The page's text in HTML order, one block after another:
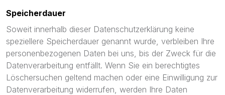
Speicherdauer
Soweit innerhalb dieser Datenschutzerklärung keine
speziellere Speicherdauer genannt wurde, verbleiben Ihre
personenbezogenen Daten bei uns, bis der Zweck für die
Datenverarbeitung entfällt. Wenn Sie ein berechtigtes
Löschersuchen geltend machen oder eine Einwilligung zur
Datenverarbeitung widerrufen, werden Ihre Daten